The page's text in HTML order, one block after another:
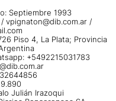
Septiembre 1993
/ vpignaton@dib.com.ar /
Piso 4, La Plata; Provincia
+5492215031783
Julián Irazoqui